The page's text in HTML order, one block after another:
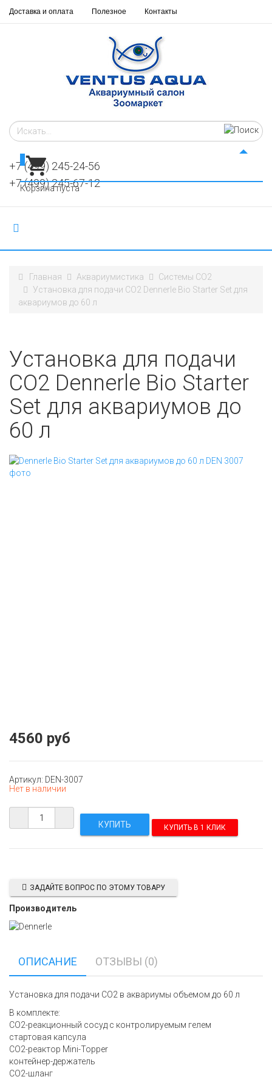
Доставка и оплата Полезное Контакты
+7 (499) 245-24-56
+7 (499) 245-67-12
Корзина пуста
Главная Аквариумистика
Системы СО2
Установка для подачи СО2 Dennerle Bio Starter Set для
аквариумов до 60 л
Установка для подачи
СО2 Dennerle Bio Starter
Set для аквариумов до
60 л
4560 руб
Артикул: DEN-3007
Нет в наличии
КУПИТЬ В 1 КЛИК
ЗАДАЙТЕ ВОПРОС ПО ЭТОМУ ТОВАРУ
Производитель
ОПИСАНИЕ ОТЗЫВЫ (0)
Установка для подачи СО2 в аквариумы объемом до 60 л
В комплекте:
CO2-реакционный сосуд с контролируемым гелем
стартовая капсула
CO2-реактор Mini-Topper
контейнер-держатель
СО2-шланг